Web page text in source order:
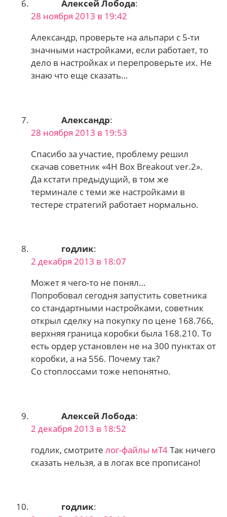
Алексей Лобода:
28 ноября 2013 в 19:42
Александр, проверьте на альпари с 5-ти
значными настройками, если работает, то
дело в настройках и перепроверьте их. Не
знаю что еще сказать…
Александр:
28 ноября 2013 в 19:53
Спасибо за участие, проблему решил
скачав советник «4H Box Breakout ver.2».
Да кстати предыдущий, в том же
терминале с теми же настройками в
тестере стратегий работает нормально.
годлик:
2 декабря 2013 в 18:07
Может я чего-то не понял…
Попробовал сегодня запустить советника
со стандартными настройками, советник
открыл сделку на покупку по цене 168.766,
верхняя граница коробки была 168.210. То
есть ордер установлен не на 300 пунктах от
коробки, а на 556. Почему так?
Со стоплоссами тоже непонятно.
Алексей Лобода:
2 декабря 2013 в 18:52
годлик, смотрителог-файлы мТ4Так ничего
сказать нельзя, а в логах все прописано!
годлик: